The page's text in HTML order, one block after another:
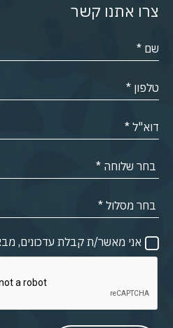
צרו אתנו קשר
אני מאשר/ת קבלת עדכונים,